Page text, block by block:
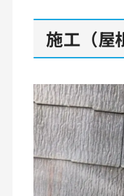
施工（屋